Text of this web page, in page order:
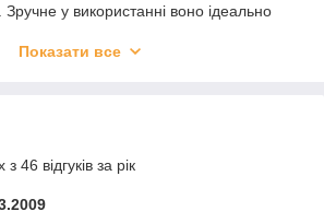
Зручне у використанні воно ідеально
стравам особливого шарму та зробіть
Показати все
46 відгуків за рік